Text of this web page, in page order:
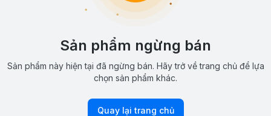
Sản phẩm ngừng bán
Sản phẩm này hiện tại đã ngừng bán. Hãy trở về trang chủ để lựa
chọn sản phẩm khác.
Quay lại trang chủ